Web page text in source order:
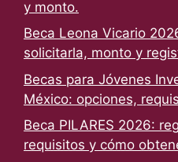
y monto.
Beca Leona Vicario
solicitarla, monto y
Becas para Jóvenes
México: opciones,
Beca PILARES 2026:
requisitos y cómo